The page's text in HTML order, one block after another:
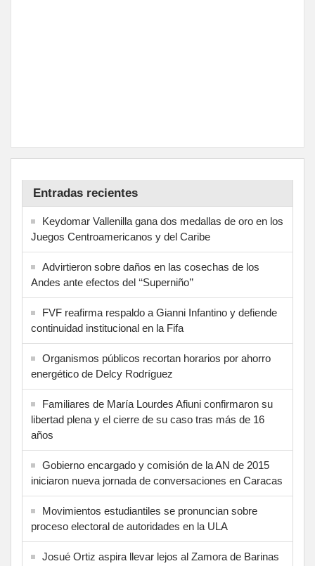
Entradas recientes
Keydomar Vallenilla gana dos medallas de oro en los
Juegos Centroamericanos y del Caribe
Advirtieron sobre daños en las cosechas de los
Andes ante efectos del ‘‘Superniño’’
FVF reafirma respaldo a Gianni Infantino y defiende
continuidad institucional en la Fifa
Organismos públicos recortan horarios por ahorro
energético de Delcy Rodríguez
Familiares de María Lourdes Afiuni confirmaron su
libertad plena y el cierre de su caso tras más de 16
años
Gobierno encargado y comisión de la AN de 2015
iniciaron nueva jornada de conversaciones en Caracas
Movimientos estudiantiles se pronuncian sobre
proceso electoral de autoridades en la ULA
Josué Ortiz aspira llevar lejos al Zamora de Barinas